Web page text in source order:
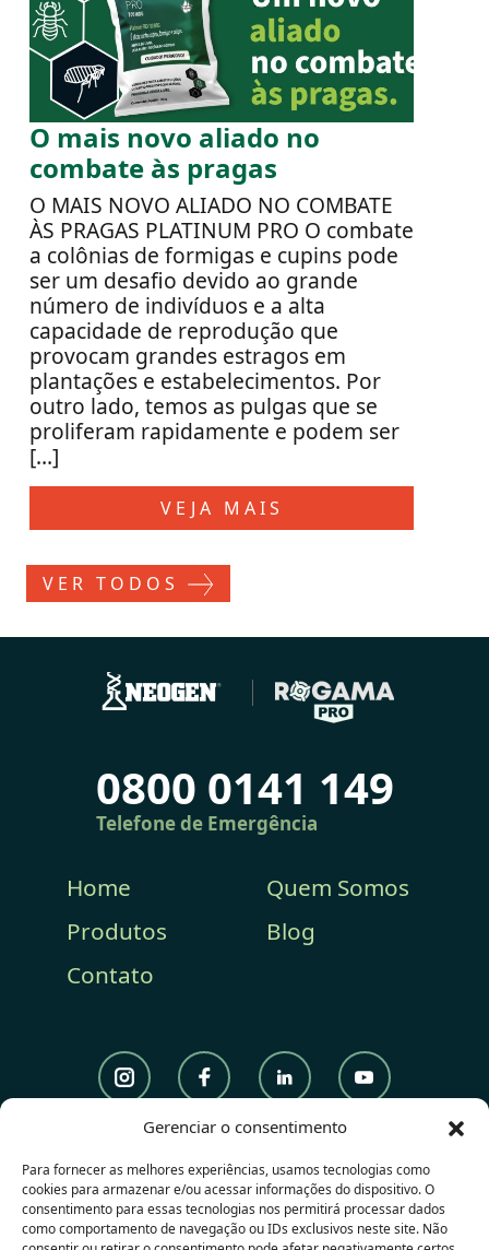
Gerenciar o consentimento
Para fornecer as melhores experiências, usamos tecnologias como
cookies para armazenar e/ou acessar informações do dispositivo. O
consentimento para essas tecnologias nos permitirá processar dados
como comportamento de navegação ou IDs exclusivos neste site. Não
O mais novo aliado no
combate às pragas
O MAIS NOVO ALIADO NO COMBATE
ÀS PRAGAS PLATINUM PRO O combate
a colônias de formigas e cupins pode
ser um desafio devido ao grande
número de indivíduos e a alta
capacidade de reprodução que
provocam grandes estragos em
plantações e estabelecimentos. Por
outro lado, temos as pulgas que se
proliferam rapidamente e podem ser
[…]
VEJA MAIS
VER TODOS
0800 0141 149
Telefone de Emergência
Home
Quem Somos
Produtos
Blog
Contato
Vendas
(12) 3644.3040